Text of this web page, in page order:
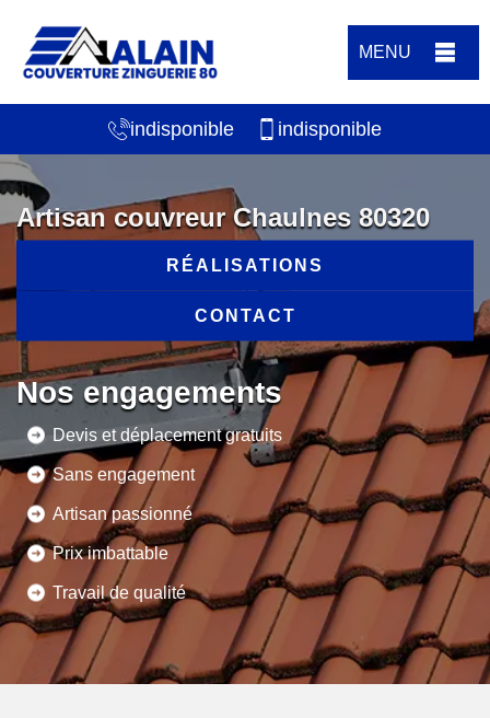
MENU
indisponible indisponible
Artisan couvreur Chaulnes 80320
RÉALISATIONS
CONTACT
Nos engagements
Devis et déplacement gratuits
Sans engagement
Artisan passionné
Prix imbattable
Travail de qualité